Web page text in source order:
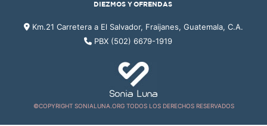
DIEZMOS Y OFRENDAS
Km.21 Carretera a El Salvador, Fraijanes, Guatemala, C.A.
PBX (502) 6679-1919
©COPYRIGHT SONIALUNA.ORG TODOS LOS DERECHOS RESERVADOS